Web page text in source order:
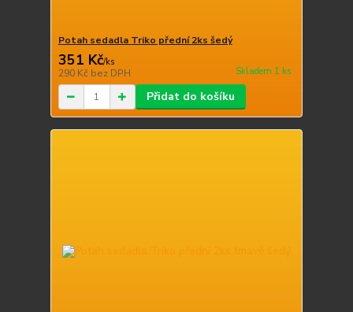
Potah sedadla Triko přední 2ks šedý
351 Kč/ks
290 Kč bez DPH Skladem 1 ks
Přidat do košíku